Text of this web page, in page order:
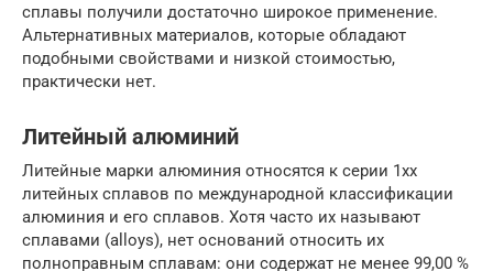
сплавы получили достаточно широкое применение.
Альтернативных материалов, которые обладают
подобными свойствами и низкой стоимостью,
практически нет.
Литейный алюминий
Литейные марки алюминия относятся к серии 1хх
литейных сплавов по международной классификации
алюминия и его сплавов. Хотя часто их называют
сплавами (alloys), нет оснований относить их
полноправным сплавам: они содержат не менее 99,00 %